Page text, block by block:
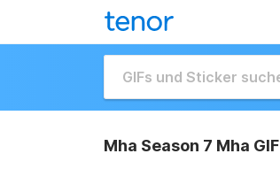
Mha Season 7 Mha GIF